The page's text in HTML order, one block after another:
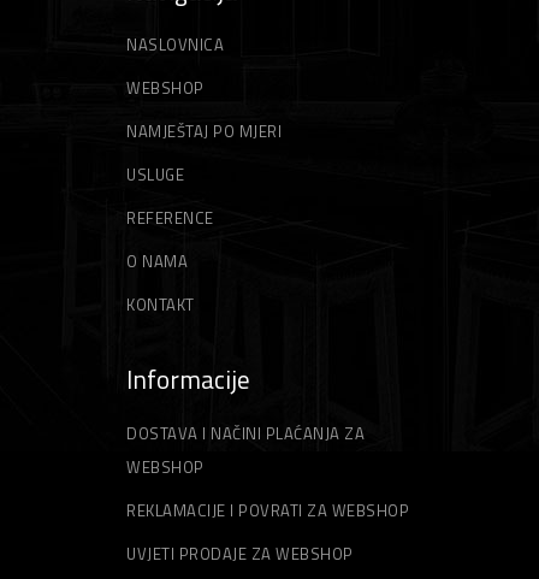
NASLOVNICA
WEBSHOP
NAMJEŠTAJ PO MJERI
USLUGE
REFERENCE
O NAMA
KONTAKT
Informacije
DOSTAVA I NAČINI PLAĆANJA ZA
WEBSHOP
REKLAMACIJE I POVRATI ZA WEBSHOP
UVJETI PRODAJE ZA WEBSHOP